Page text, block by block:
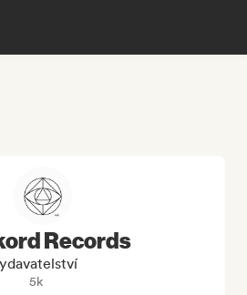
Records
5k